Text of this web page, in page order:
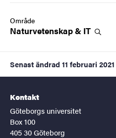
Område
Naturvetenskap & IT
Senast ändrad 11 februari 2021
Kontakt
Göteborgs universitet
Box 100
405 30 Göteborg